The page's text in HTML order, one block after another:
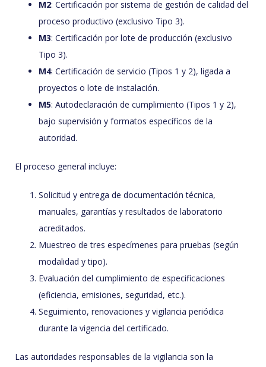
M2: Certificación por sistema de gestión de calidad del
proceso productivo (exclusivo Tipo 3).
M3: Certificación por lote de producción (exclusivo
Tipo 3).
M4: Certificación de servicio (Tipos 1 y 2), ligada a
proyectos o lote de instalación.
M5: Autodeclaración de cumplimiento (Tipos 1 y 2),
bajo supervisión y formatos específicos de la
autoridad.
El proceso general incluye:
Solicitud y entrega de documentación técnica,
manuales, garantías y resultados de laboratorio
acreditados.
Muestreo de tres especímenes para pruebas (según
modalidad y tipo).
Evaluación del cumplimiento de especificaciones
(eficiencia, emisiones, seguridad, etc.).
Seguimiento, renovaciones y vigilancia periódica
durante la vigencia del certificado.
Las autoridades responsables de la vigilancia son la